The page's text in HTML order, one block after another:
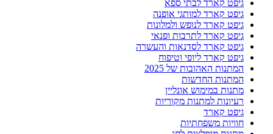
גיפט קארד לבתי ספא
גיפט קארד למותגי אופנה
גיפט קארד לנופש ולמלונות
גיפט קארד לתרבות ופנאי
גיפט קארד לסדנאות והעשרה
גיפט קארד ליופי וטיפוח
המתנות האהובות של 2025
המתנות החדשות
מתנות במימוש אונליין
רעיונות למתנות מקוריות
גיפט קארד
חוויות משפחתיות